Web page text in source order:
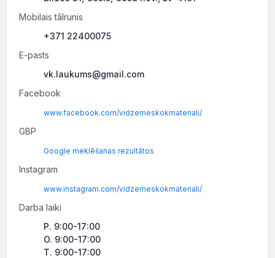
Mobilais tālrunis
+371 22400075
E-pasts
vk.laukums@gmail.com
Facebook
www.facebook.com/vidzemeskokmateriali/
GBP
Google meklēšanas rezultātos
Instagram
www.instagram.com/vidzemeskokmateriali/
Darba laiki
P. 9:00-17:00
O. 9:00-17:00
T. 9:00-17:00